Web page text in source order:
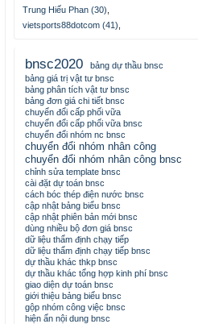
Trung Hiếu Phan (30)
vietsports88dotcom (41)
bnsc2020
bảng dự thầu bnsc
bảng giá trị vật tư bnsc
bảng phân tích vật tư bnsc
bảng đơn giá chi tiết bnsc
chuyển đổi cấp phối vữa
chuyển đổi cấp phối vữa bnsc
chuyển đổi nhóm nc bnsc
chuyển đổi nhóm nhân công
chuyển đổi nhóm nhân công bnsc
chỉnh sửa template bnsc
cài đặt dự toán bnsc
cách bóc thép điện nước bnsc
cập nhật bảng biểu bnsc
cập nhật phiên bản mới bnsc
dùng nhiều bộ đơn giá bnsc
dữ liệu thẩm định chạy tiếp
dữ liệu thẩm định chạy tiếp bnsc
dự thầu khác thkp bnsc
dự thầu khác tổng hợp kinh phí bnsc
giao diện dự toán bnsc
giới thiệu bảng biểu bnsc
gộp nhóm công việc bnsc
hiện ẩn nội dung bnsc